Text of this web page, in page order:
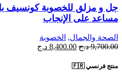
مساعد على الإنجاب
الصحة والجمال, الخصوبة
9,700.00 د.ج السعر
هو:
8,400.00 د.ج
منتج فرنسي 🇫🇷